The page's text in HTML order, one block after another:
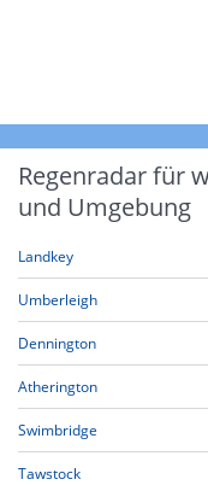
Regenradar für
und Umgebung
Landkey
Umberleigh
Dennington
Atherington
Swimbridge
Tawstock